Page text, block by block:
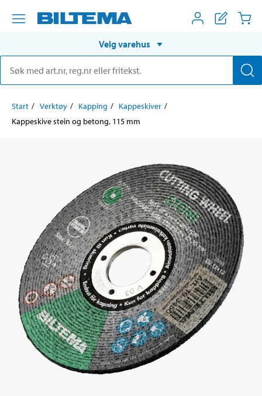
Velg varehus
Start Verktøy Kapping
Kappeskiver
Kappeskive stein og betong, 115 mm